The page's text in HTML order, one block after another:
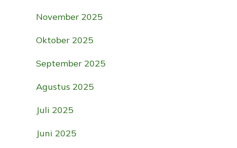
November 2025
Oktober 2025
September 2025
Agustus 2025
Juli 2025
Juni 2025